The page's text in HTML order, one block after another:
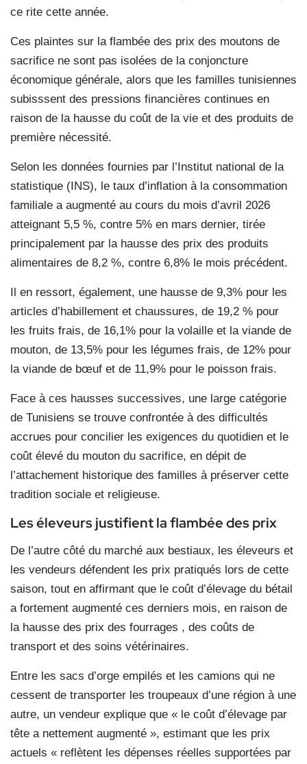
ce rite cette année.
Ces plaintes sur la flambée des prix des moutons de
sacrifice ne sont pas isolées de la conjoncture
économique générale, alors que les familles tunisiennes
subisssent des pressions financières continues en
raison de la hausse du coût de la vie et des produits de
première nécessité.
Selon les données fournies par l’Institut national de la
statistique (INS), le taux d’inflation à la consommation
familiale a augmenté au cours du mois d’avril 2026
atteignant 5,5 %, contre 5% en mars dernier, tirée
principalement par la hausse des prix des produits
alimentaires de 8,2 %, contre 6,8% le mois précédent.
Il en ressort, également, une hausse de 9,3% pour les
articles d’habillement et chaussures, de 19,2 % pour
les fruits frais, de 16,1% pour la volaille et la viande de
mouton, de 13,5% pour les légumes frais, de 12% pour
la viande de bœuf et de 11,9% pour le poisson frais.
Face à ces hausses successives, une large catégorie
de Tunisiens se trouve confrontée à des difficultés
accrues pour concilier les exigences du quotidien et le
coût élevé du mouton du sacrifice, en dépit de
l’attachement historique des familles à préserver cette
tradition sociale et religieuse.
Les éleveurs justifient la flambée des prix
De l’autre côté du marché aux bestiaux, les éleveurs et
les vendeurs défendent les prix pratiqués lors de cette
saison, tout en affirmant que le coût d’élevage du bétail
a fortement augmenté ces derniers mois, en raison de
la hausse des prix des fourrages , des coûts de
transport et des soins vétérinaires.
Entre les sacs d’orge empilés et les camions qui ne
cessent de transporter les troupeaux d’une région à une
autre, un vendeur explique que « le coût d’élevage par
tête a nettement augmenté », estimant que les prix
actuels « reflètent les dépenses réelles supportées par